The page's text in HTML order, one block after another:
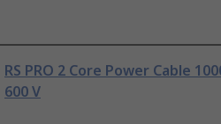
RS PRO 2 Core Power Cable
600 V